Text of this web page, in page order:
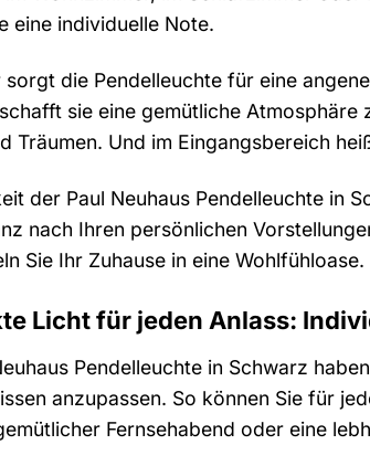
eine individuelle Note.
sorgt die Pendelleuchte für eine
sie eine gemütliche
Träumen. Und im Eingangsbereich
der Paul Neuhaus Pendelleuchte in
nach Ihren persönlichen
Sie Ihr Zuhause in eine Wohlfühloase.
Licht für jeden Anlass:
Pendelleuchte in Schwarz
anzupassen. So können Sie für
Fernsehabend oder eine